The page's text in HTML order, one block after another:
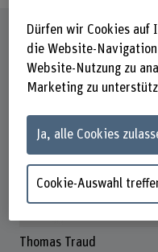
Steckbrief
Thomas Traud
Dürfen wir Cookies auf
die Website-
Website-Nutzung zu
Marketing zu
Ja, alle Cookies
Cookie-Auswahl